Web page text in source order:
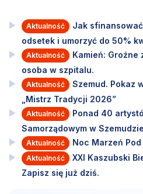
Aktualność
Jak
odsetek i umorzyć do 50%
Aktualność
Kamień: Groźne
osoba w szpitalu.
Aktualność
Szemud. Pokaz
„Mistrz Tradycji 2026”
Aktualność
Ponad 40
Samorządowym w
Aktualność Noc Marzeń
Aktualność
XXI Kaszubski
Zapisz się już dziś.